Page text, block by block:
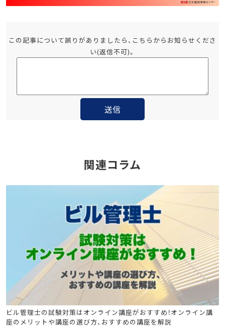
この記事について誤りがありましたら、こちらからお知らせくださ
い(返信不可)。
関連コラム
ビル管
ビル管理士の試験対策はオンライン講座がおすすめ！オンライン講
座のメリットや講座の選び方、おすすめの講座を解説